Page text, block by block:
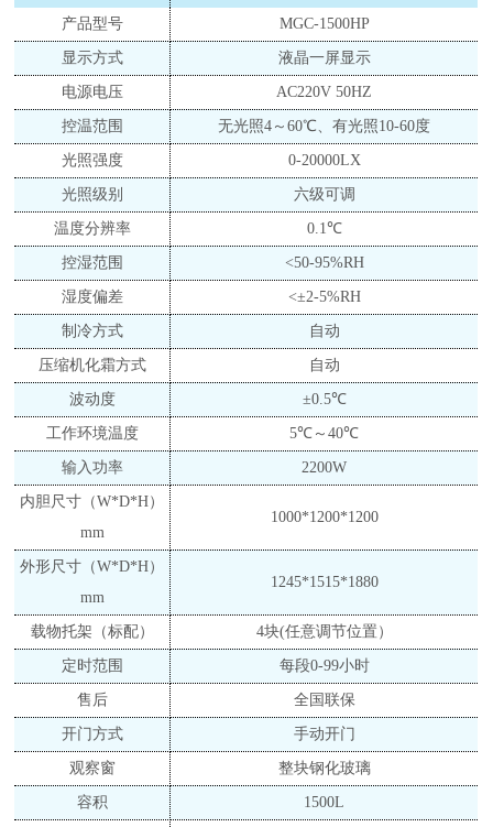
产品型号
MGC-1500HP
显示方式 液晶一屏显示
电源电压 AC220V 50HZ
控温范围 无光照4～60℃、有光照10-60度
光照强度 0-20000LX
光照级别 六级可调
温度分辨率 0.1℃
控湿范围 <50-95%RH
湿度偏差 <±2-5%RH
制冷方式 自动
压缩机化霜方式 自动
波动度 ±0.5℃
工作环境温度 5℃～40℃
输入功率 2200W
内胆尺寸（W*D*H）
mm
1000*1200*1200
外形尺寸（W*D*H）
mm
1245*1515*1880
载物托架（标配） 4块(任意调节位置）
定时范围 每段0-99小时
售后 全国联保
开门方式 手动开门
观察窗 整块钢化玻璃
容积 1500L